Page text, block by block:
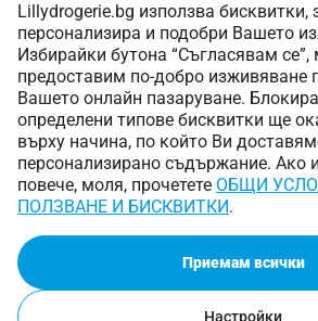
Lillydrogerie.bg използва бисквитки,
персонализира и подобри Вашето
Избирайки бутона “Съгласявам
предоставим по-добро изживяване
Вашето онлайн пазаруване.
определени типове бисквитки ще
върху начина, по който Ви
персонализирано съдържание. Ако
повече, моля, прочетете ОБЩИ
ПОЛЗВАНЕ И БИСКВИТКИ.
Приемам всички
Настройки
Начини на плащане:
Начини на доставка:
Copyright © 2025 Лили Дрогерие ЕООД.
запазени.
Онлайн магазин от